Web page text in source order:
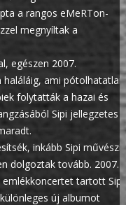
a rangos eMeRTon-
megnyíltak a
egészen 2007.
ami pótolhatatlan
folytatták a hazai és
Sipi jellegzetes
inkább Sipi művészi
dolgoztak tovább. 2007.
emlékkoncertet tartott Sipi
új albumot